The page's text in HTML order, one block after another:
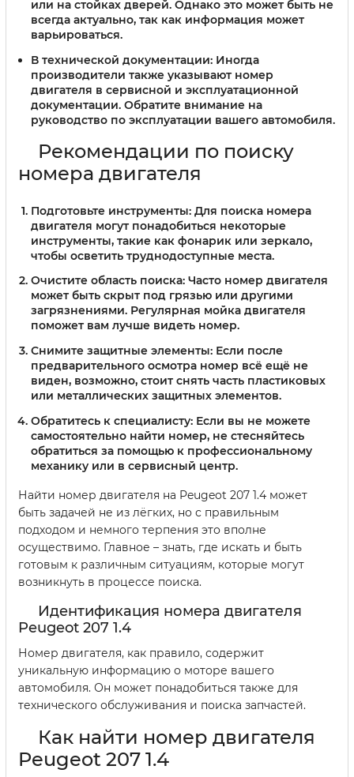
или на стойках дверей. Однако это может быть не
всегда актуально, так как информация может
варьироваться.
В технической документации: Иногда
производители также указывают номер
двигателя в сервисной и эксплуатационной
документации. Обратите внимание на
руководство по эксплуатации вашего автомобиля.
Рекомендации по поиску
номера двигателя
Подготовьте инструменты: Для поиска номера
двигателя могут понадобиться некоторые
инструменты, такие как фонарик или зеркало,
чтобы осветить труднодоступные места.
Очистите область поиска: Часто номер двигателя
может быть скрыт под грязью или другими
загрязнениями. Регулярная мойка двигателя
поможет вам лучше видеть номер.
Снимите защитные элементы: Если после
предварительного осмотра номер всё ещё не
виден, возможно, стоит снять часть пластиковых
или металлических защитных элементов.
Обратитесь к специалисту: Если вы не можете
самостоятельно найти номер, не стесняйтесь
обратиться за помощью к профессиональному
механику или в сервисный центр.
Найти номер двигателя на Peugeot 207 1.4 может
быть задачей не из лёгких, но с правильным
подходом и немного терпения это вполне
осуществимо. Главное – знать, где искать и быть
готовым к различным ситуациям, которые могут
возникнуть в процессе поиска.
Идентификация номера двигателя
Peugeot 207 1.4
Номер двигателя, как правило, содержит
уникальную информацию о моторе вашего
автомобиля. Он может понадобиться также для
технического обслуживания и поиска запчастей.
Как найти номер двигателя
Peugeot 207 1.4